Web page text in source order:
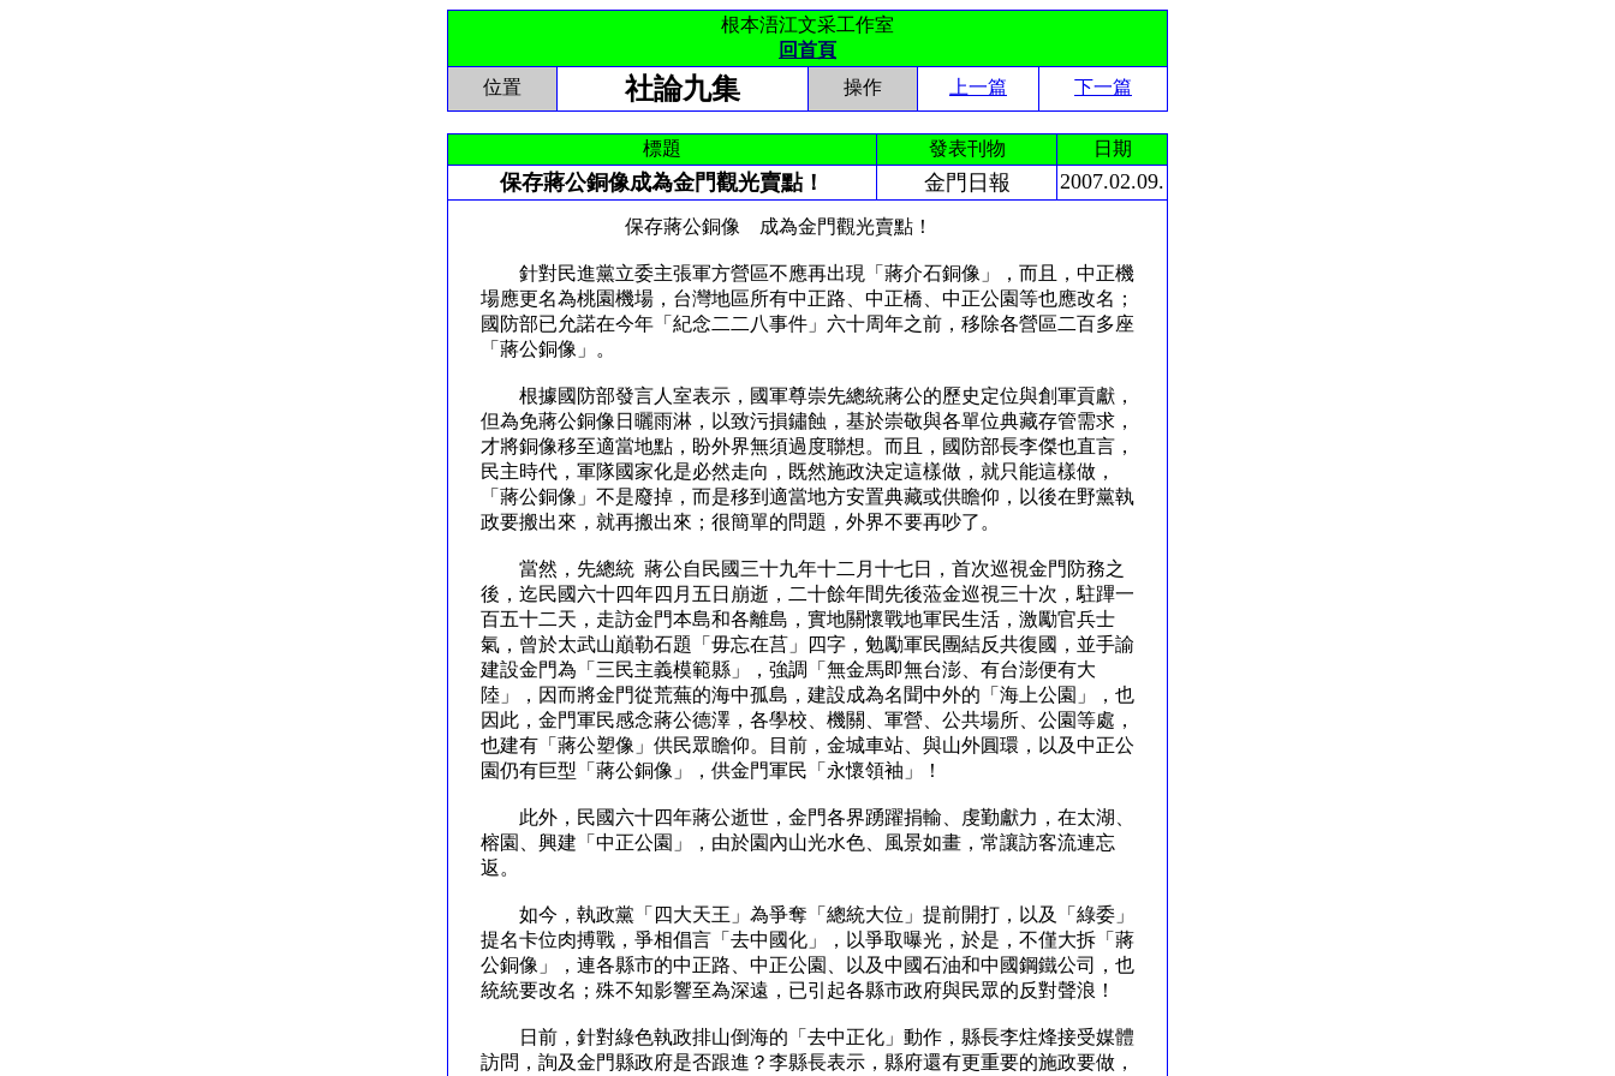
根本浯江文采工作室
回首頁
位置
社論九集 操作 上一篇 下一篇
標題 發表刊物 日期
保存蔣公銅像成為金門觀光賣點！ 金門日報 2007.02.09.
保存蔣公銅像 成為金門觀光賣點！
針對民進黨立委主張軍方營區不應再出現「蔣介石銅像」，而且，中正機
場應更名為桃園機場，台灣地區所有中正路、中正橋、中正公園等也應改名；
國防部已允諾在今年「紀念二二八事件」六十周年之前，移除各營區二百多座
「蔣公銅像」。
根據國防部發言人室表示，國軍尊崇先總統蔣公的歷史定位與創軍貢獻，
但為免蔣公銅像日曬雨淋，以致污損鏽蝕，基於崇敬與各單位典藏存管需求，
才將銅像移至適當地點，盼外界無須過度聯想。而且，國防部長李傑也直言，
民主時代，軍隊國家化是必然走向，既然施政決定這樣做，就只能這樣做，
「蔣公銅像」不是廢掉，而是移到適當地方安置典藏或供瞻仰，以後在野黨執
政要搬出來，就再搬出來；很簡單的問題，外界不要再吵了。
當然，先總統 蔣公自民國三十九年十二月十七日，首次巡視金門防務之
後，迄民國六十四年四月五日崩逝，二十餘年間先後蒞金巡視三十次，駐蹕一
百五十二天，走訪金門本島和各離島，實地關懷戰地軍民生活，激勵官兵士
氣，曾於太武山巔勒石題「毋忘在莒」四字，勉勵軍民團結反共復國，並手諭
建設金門為「三民主義模範縣」，強調「無金馬即無台澎、有台澎便有大
陸」，因而將金門從荒蕪的海中孤島，建設成為名聞中外的「海上公園」，也
因此，金門軍民感念蔣公德澤，各學校、機關、軍營、公共場所、公園等處，
也建有「蔣公塑像」供民眾瞻仰。目前，金城車站、與山外圓環，以及中正公
園仍有巨型「蔣公銅像」，供金門軍民「永懷領袖」！
此外，民國六十四年蔣公逝世，金門各界踴躍捐輸、虔勤獻力，在太湖、
榕園、興建「中正公園」，由於園內山光水色、風景如畫，常讓訪客流連忘
返。
如今，執政黨「四大天王」為爭奪「總統大位」提前開打，以及「綠委」
提名卡位肉搏戰，爭相倡言「去中國化」，以爭取曝光，於是，不僅大拆「蔣
公銅像」，連各縣市的中正路、中正公園、以及中國石油和中國鋼鐵公司，也
統統要改名；殊不知影響至為深遠，已引起各縣市政府與民眾的反對聲浪！
日前，針對綠色執政排山倒海的「去中正化」動作，縣長李炷烽接受媒體
訪問，詢及金門縣政府是否跟進？李縣長表示，縣府還有更重要的施政要做，